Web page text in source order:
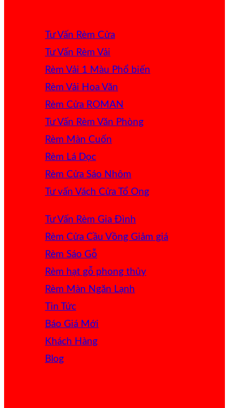
Tư Vấn Rèm Cửa
Tư Vấn Rèm Vải
Rèm Vải 1 Màu
Rèm Vải Hoa Văn
Rèm Cửa ROMAN
Tư Vấn Rèm Văn Phòng
Rèm Màn Cuốn
Rèm Lá Dọc
Rèm Cửa Sáo Nhôm
Tư vấn Vách Cửa Tổ Ong
Tư Vấn Rèm Gia Đình
Rèm Cửa Cầu Vồng
Rèm Sáo Gỗ
Rèm hạt gỗ phong thủy
Rèm Màn Ngăn Lạnh
Tin Tức
Báo Giá
Khách Hàng
Blog